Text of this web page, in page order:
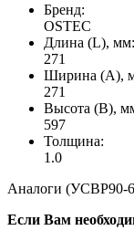
Бренд:
OSTEC
Длина (L), мм:
271
Ширина (А),
271
Высота (В),
597
Толщина:
1.0
Аналоги (УСВР90-
Если Вам